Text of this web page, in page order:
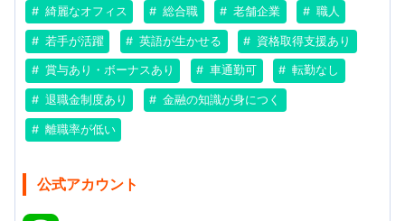
綺麗なオフィス 総合職 老舗企業 職人
若手が活躍 英語が生かせる 資格取得支援あり
賞与あり・ボーナスあり 車通勤可 転勤なし
退職金制度あり 金融の知識が身につく
離職率が低い
公式アカウント